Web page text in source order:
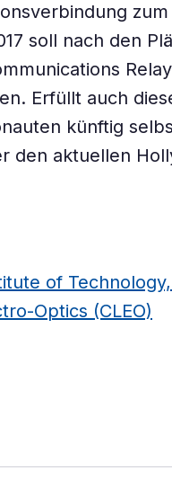
soll nach den
Relay
Erfüllt auch
künftig
den aktuellen
of
Optics (CLEO)